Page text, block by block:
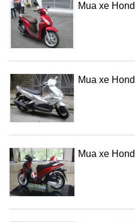
Mua xe
Mua xe
Mua xe